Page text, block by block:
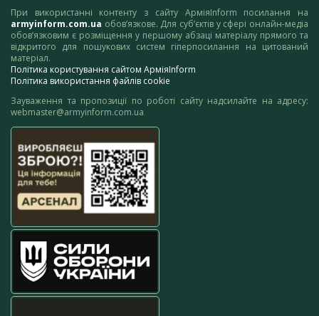
При використанні контенту з сайту АрміяInform посилання на
armyinform.com.ua обов’язкове. Для суб’єктів у сфері онлайн-медіа
обов’язковим є розміщення у першому абзаці матеріалу прямого та
відкритого для пошукових систем гіперпосилання на цитований
матеріал.
Політика користування сайтом АрміяInform
Політика використання файлів cookie
Зауваження та пропозиції по роботі сайту надсилайте на адресу:
webmaster@armyinform.com.ua